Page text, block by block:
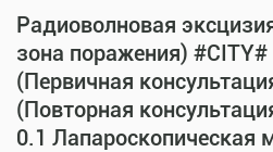
Радиоволновая
зона поражения) #CITY#
(Первичная
(Повторная
0.1 Лапароскопическая